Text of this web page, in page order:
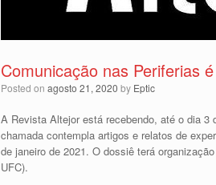
Comunicação nas Periferias
Posted on agosto 21, 2020 by Eptic
A Revista Altejor está recebendo, até o dia 3
chamada contempla artigos e relatos de
de janeiro de 2021. O dossiê terá
UFC).